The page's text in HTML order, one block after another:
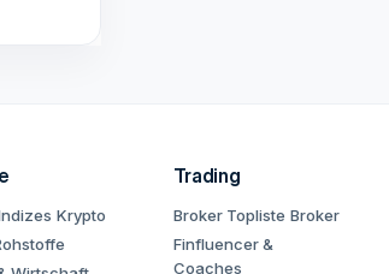
Krypto
Trading
Broker Topliste Broker
Finfluencer &
Coaches